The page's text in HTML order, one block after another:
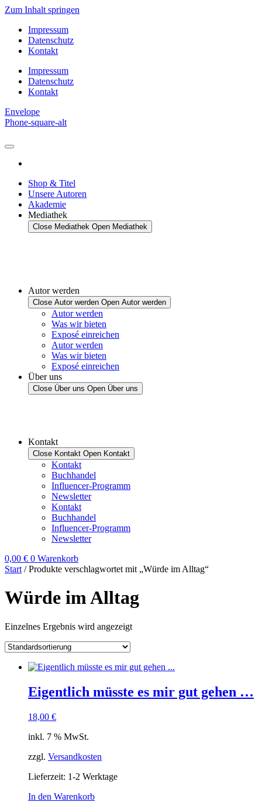
Zum Inhalt springen
Impressum
Datenschutz
Kontakt
Impressum
Datenschutz
Kontakt
Envelope
Phone-square-alt
Shop & Titel
Unsere Autoren
Akademie
Mediathek
Close Mediathek Open Mediathek
Autor werden
Close Autor werden Open Autor werden
Autor werden
Was wir bieten
Exposé einreichen
Autor werden
Was wir bieten
Exposé einreichen
Über uns
Close Über uns Open Über uns
Kontakt
Close Kontakt Open Kontakt
Kontakt
Buchhandel
Influencer-Programm
Newsletter
Kontakt
Buchhandel
Influencer-Programm
Newsletter
0,00 € 0 Warenkorb
Start / Produkte verschlagwortet mit „Würde im Alltag“
Würde im Alltag
Einzelnes Ergebnis wird angezeigt
Eigentlich müsste es mir gut gehen …
18,00 €
inkl. 7 % MwSt.
zzgl. Versandkosten
Lieferzeit: 1-2 Werktage
In den Warenkorb